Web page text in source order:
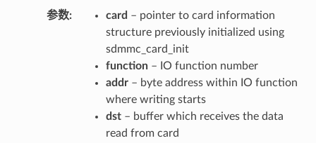
参数 card – pointer to card information
structure previously initialized using
sdmmc_card_init
function– IO function number
addr– byte address within IO function
where writing starts
dst– buffer which receives the data
read from card